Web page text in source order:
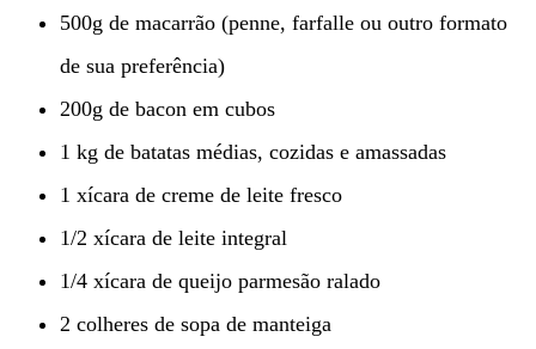
500g de macarrão (penne, farfalle ou outro formato
de sua preferência)
200g de bacon em cubos
1 kg de batatas médias, cozidas e amassadas
1 xícara de creme de leite fresco
1/2 xícara de leite integral
1/4 xícara de queijo parmesão ralado
2 colheres de sopa de manteiga